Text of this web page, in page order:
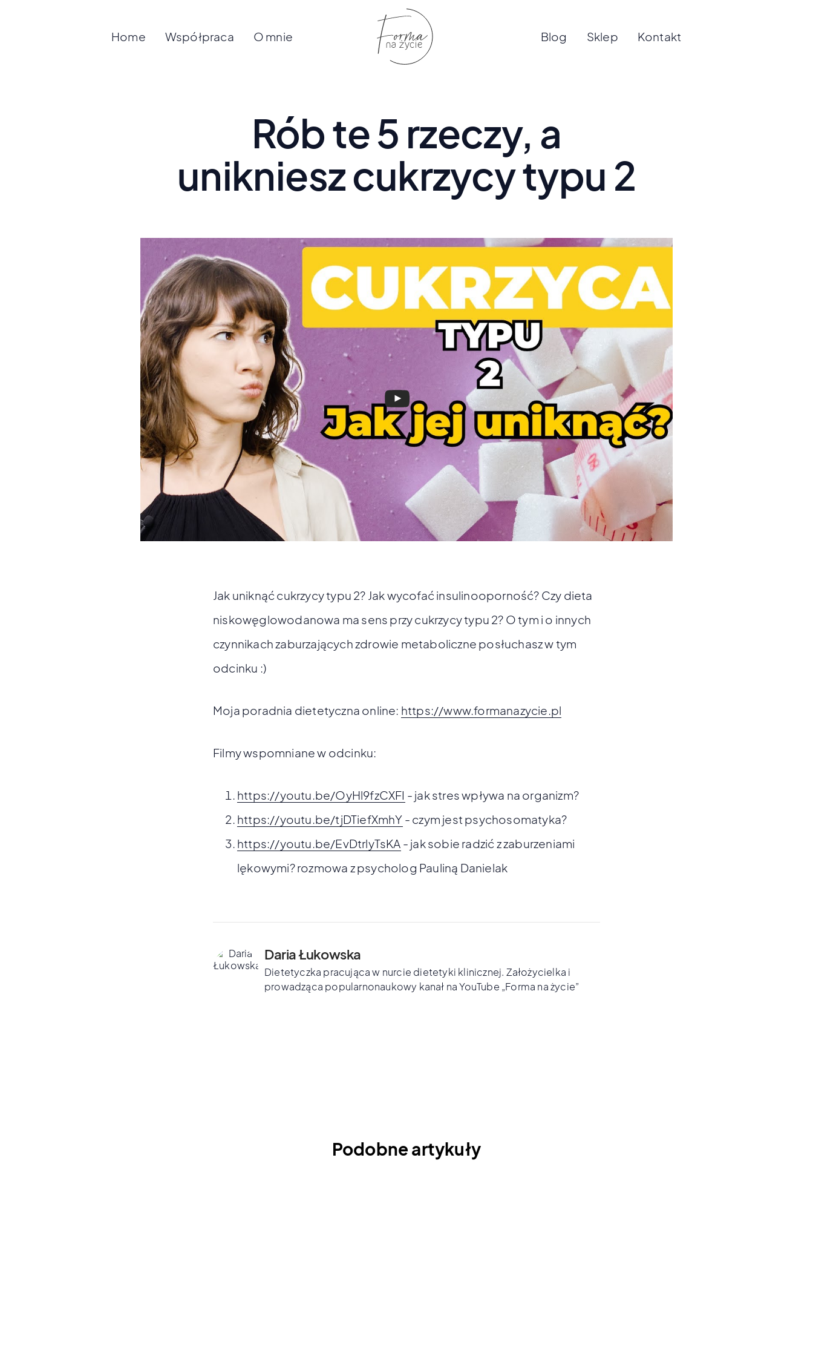
Home Współpraca O mnie Blog Sklep Kontakt
Rób te 5 rzeczy, a
unikniesz cukrzycy typu 2
Jak uniknąć cukrzycy typu 2? Jak wycofać insulinooporność? Czy dieta
niskowęglowodanowa ma sens przy cukrzycy typu 2? O tym i o innych
czynnikach zaburzających zdrowie metaboliczne posłuchasz w tym
odcinku :)
Moja poradnia dietetyczna online: https://www.formanazycie.pl
Filmy wspomniane w odcinku:
https://youtu.be/OyHl9fzCXFI - jak stres wpływa na organizm?
https://youtu.be/tjDTiefXmhY - czym jest psychosomatyka?
https://youtu.be/EvDtrlyTsKA - jak sobie radzić z zaburzeniami
lękowymi? rozmowa z psycholog Pauliną Danielak
Daria Łukowska
Dietetyczka pracująca w nurcie dietetyki klinicznej. Założycielka i
prowadząca popularnonaukowy kanał na YouTube „Forma na życie”
Podobne artykuły